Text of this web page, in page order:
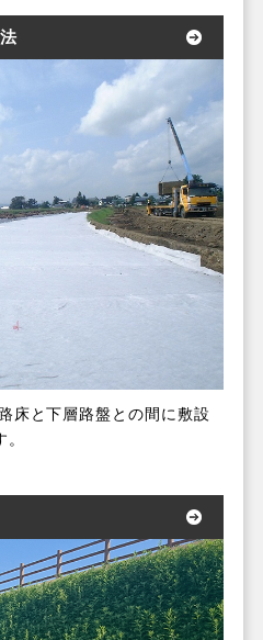
床と下層路盤との間に敷設